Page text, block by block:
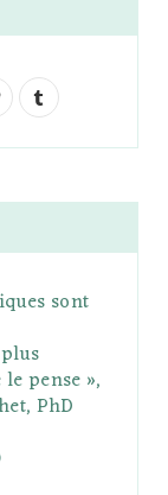
V
o
l
r sont
pense »,
PhD